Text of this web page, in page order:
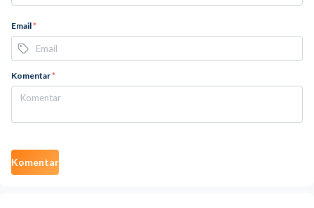
Email*
Komentar*
Komentar